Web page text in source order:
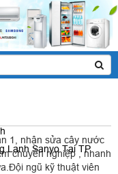
Lạnh Sanyo Tại TP
1, nhận sửa cây nước
chuyên nghiệp , nhanh
ngũ kỹ thuật viên